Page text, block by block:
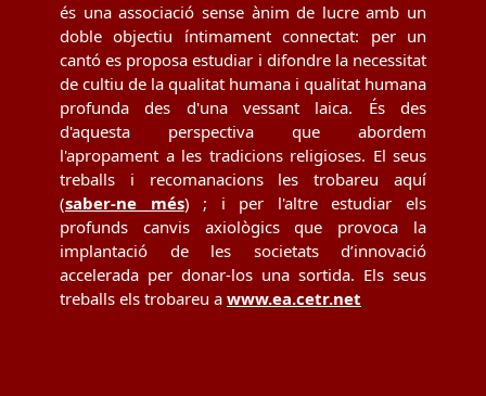
és una associació sense ànim de lucre amb un
doble objectiu íntimament connectat: per un
cantó es proposa estudiar i difondre la necessitat
de cultiu de la qualitat humana i qualitat humana
profunda des d'una vessant laica. És des
d'aquesta perspectiva que abordem
l'apropament a les tradicions religioses. El seus
treballs i recomanacions les trobareu aquí
(saber-ne més) ; i per l'altre estudiar els
profunds canvis axiològics que provoca la
implantació de les societats d’innovació
accelerada per donar-los una sortida. Els seus
treballs els trobareu a www.ea.cetr.net